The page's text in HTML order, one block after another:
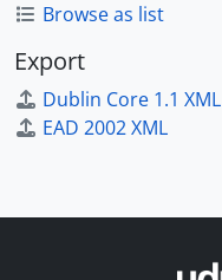
Browse as list
Export
Dublin Core 1.1 XML
EAD 2002 XML